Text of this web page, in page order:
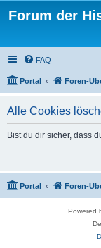
Forum der
FAQ
Portal Foren-
Alle Cookies
Bist du dir sicher, dass
Portal Foren-
Powered